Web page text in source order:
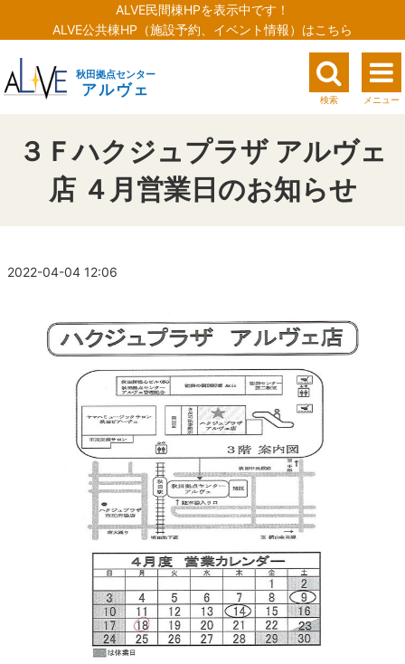
ALVE民間棟HPを表示中です！
ALVE公共棟HP（施設予約、イベント情報）はこちら
秋田拠点センター
アルヴェ
検索 メニュー
３Ｆハクジュプラザ アルヴェ
店 ４月営業日のお知らせ
2022-04-04 12:06